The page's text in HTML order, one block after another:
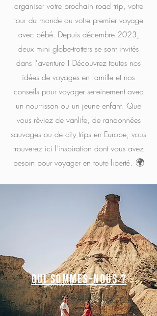
organiser votre prochain road trip, votre
tour du monde ou votre premier voyage
avec bébé. Depuis décembre 2023,
deux mini globe-trotters se sont invités
dans l'aventure ! Découvrez toutes nos
idées de voyages en famille et nos
conseils pour voyager sereinement avec
un nourrisson ou un jeune enfant. Que
vous rêviez de vanlife, de randonnées
sauvages ou de city trips en Europe, vous
trouverez ici l'inspiration dont vous avez
besoin pour voyager en toute liberté. 🌍
Qui sommes-nous ?